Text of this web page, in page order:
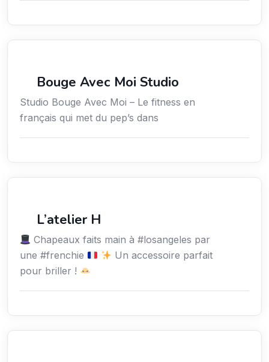
Bouge Avec Moi Studio
Studio Bouge Avec Moi – Le fitness en
français qui met du pep’s dans
L’atelier H
Chapeaux faits main à #losangeles par
une #frenchie
Un accessoire parfait
pour briller !